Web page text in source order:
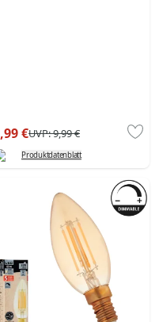
€UVP:9,99 €
Produktdatenblatt